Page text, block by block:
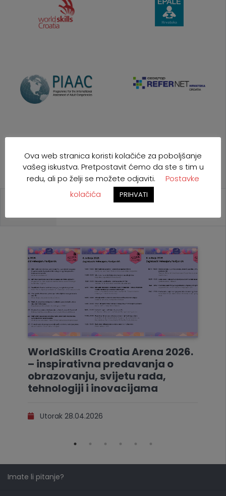
WorldSkills Croatia Arena 2026.
– inspirativna predavanja o
obrazovanju, svijetu rada,
tehnologiji i inovacijama
Utorak 28.04.2026
Imate li pitanje?
Ova web stranica koristi kolačiće za poboljšanje
vašeg iskustva. Pretpostavit ćemo da ste s tim u
redu, ali po želji se možete odjaviti.
Postavke
kolačića
PRIHVATI